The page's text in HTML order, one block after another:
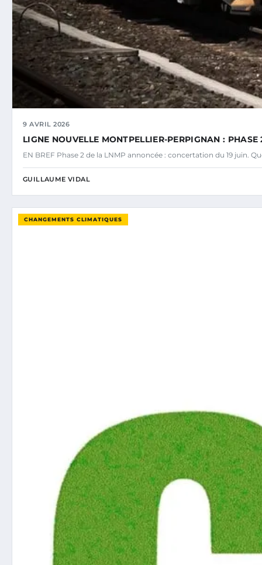
9 AVRIL 2026
LIGNE NOUVELLE MONTPELLIER-PERPIGNAN :
EN BREF Phase 2 de la LNMP annoncée : concertation du 19 juin.
GUILLAUME VIDAL
CHANGEMENTS CLIMATIQUES